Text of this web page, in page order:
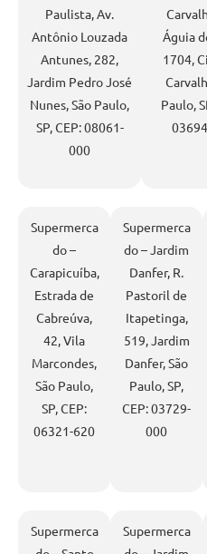
Paulista, Av.
Antônio Louzada
Antunes, 282,
Jardim Pedro José
Nunes, São Paulo,
SP, CEP: 08061-
000
Águia
1704,
Paulo,
Supermerca
do –
Carapicuíba,
Estrada de
Cabreúva,
42, Vila
Marcondes,
São Paulo,
SP, CEP:
06321-620
Supermerca
do – Jardim
Danfer, R.
Pastoril de
Itapetinga,
519, Jardim
Danfer, São
Paulo, SP,
CEP: 03729-
000
Supermerca
Supermerca